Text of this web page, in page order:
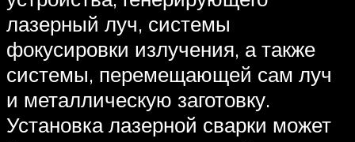
лазерный луч, системы
фокусировки излучения, а также
системы, перемещающей сам луч
и металлическую заготовку.
Установка лазерной сварки может